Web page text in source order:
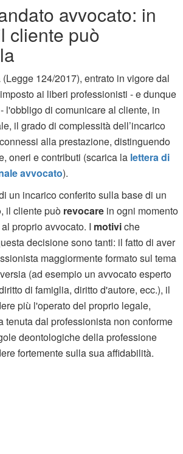
avvocato: in
cliente può
124/2017), entrato in vigore dal
ai liberi professionisti - e dunque
l'obbligo di comunicare al cliente, in
il grado di complessità dell’incarico
alla prestazione, distinguendo
oneri e contributi (scarica la lettera di
avvocato).
un incarico conferito sulla base di un
, il cliente può revocare in ogni momento
proprio avvocato. I motiviche
decisione sono tanti: il fatto di aver
maggiormente formato sul tema
(ad esempio un avvocato esperto
di famiglia, diritto d'autore, ecc.), il
più l'operato del proprio legale,
tenuta dal professionista non conforme
deontologiche della professione
fortemente sulla sua affidabilità.